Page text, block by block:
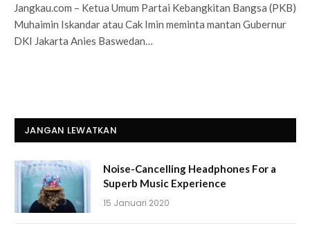
Jangkau.com – Ketua Umum Partai Kebangkitan Bangsa (PKB)
Muhaimin Iskandar atau Cak Imin meminta mantan Gubernur
DKI Jakarta Anies Baswedan…
JANGAN LEWATKAN
Noise-Cancelling Headphones For a
Superb Music Experience
15 Januari 2020